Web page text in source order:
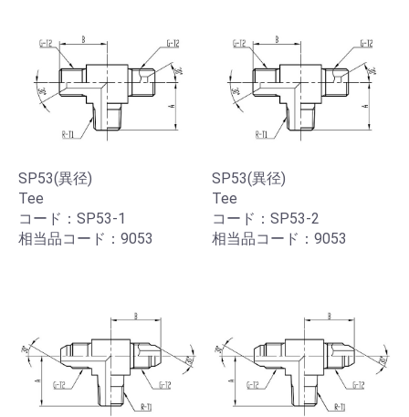
SP53(異径)
Tee
コード：SP53-1
相当品コード：9053
SP53(異径)
Tee
コード：SP53-2
相当品コード：9053